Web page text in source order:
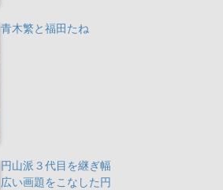
青木繁と福田たね
円山派３代目を継ぎ幅
広い画題をこなした円